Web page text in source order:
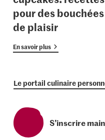
pour des bouchées
de plaisir
En savoir plus
Le portail culinaire
S’inscrire